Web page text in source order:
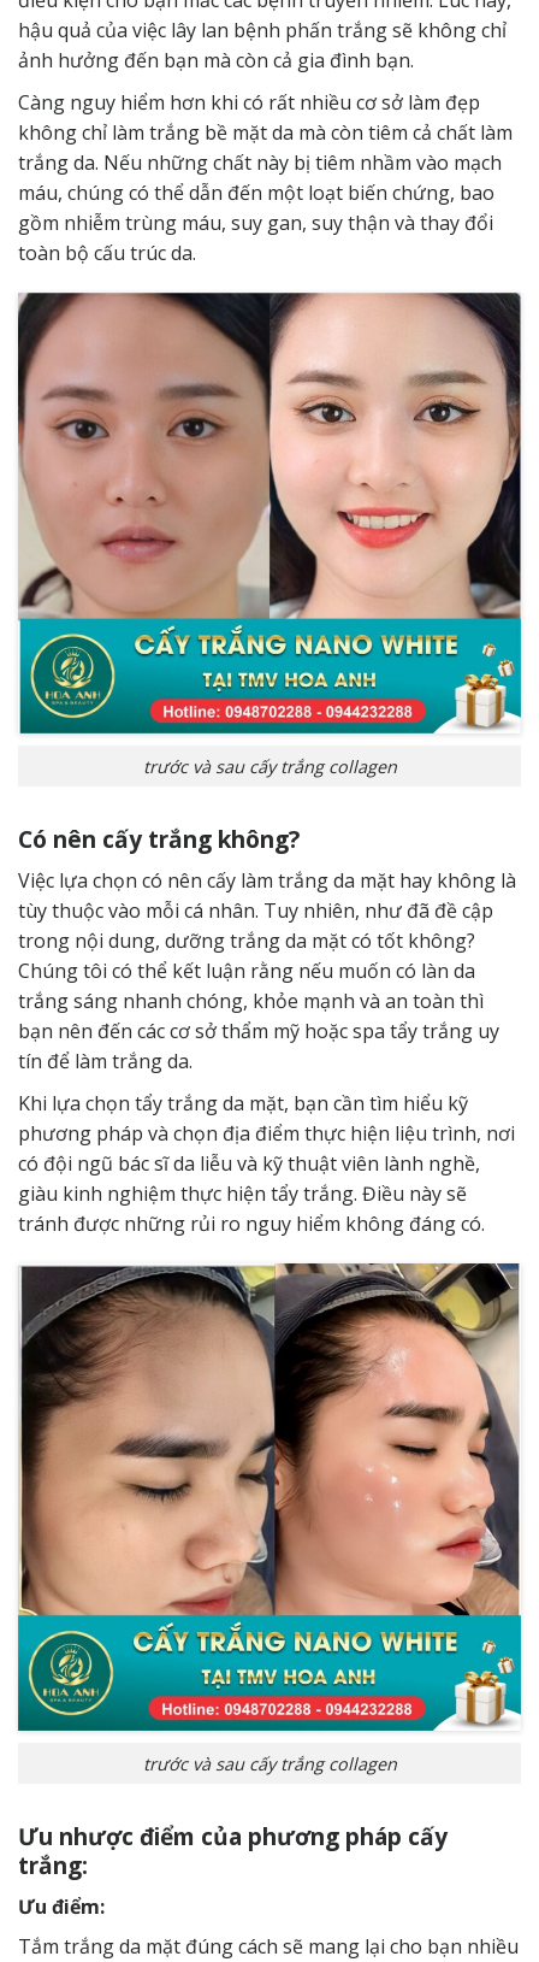
hậu quả của việc lây lan bệnh phấn trắng sẽ không chỉ
ảnh hưởng đến bạn mà còn cả gia đình bạn.
Càng nguy hiểm hơn khi có rất nhiều cơ sở làm đẹp
không chỉ làm trắng bề mặt da mà còn tiêm cả chất làm
trắng da. Nếu những chất này bị tiêm nhầm vào mạch
máu, chúng có thể dẫn đến một loạt biến chứng, bao
gồm nhiễm trùng máu, suy gan, suy thận và thay đổi
toàn bộ cấu trúc da.
trước và sau cấy trắng collagen
Có nên cấy trắng không?
Việc lựa chọn có nên cấy làm trắng da mặt hay không là
tùy thuộc vào mỗi cá nhân. Tuy nhiên, như đã đề cập
trong nội dung, dưỡng trắng da mặt có tốt không?
Chúng tôi có thể kết luận rằng nếu muốn có làn da
trắng sáng nhanh chóng, khỏe mạnh và an toàn thì
bạn nên đến các cơ sở thẩm mỹ hoặc spa tẩy trắng uy
tín để làm trắng da.
Khi lựa chọn tẩy trắng da mặt, bạn cần tìm hiểu kỹ
phương pháp và chọn địa điểm thực hiện liệu trình, nơi
có đội ngũ bác sĩ da liễu và kỹ thuật viên lành nghề,
giàu kinh nghiệm thực hiện tẩy trắng. Điều này sẽ
tránh được những rủi ro nguy hiểm không đáng có.
trước và sau cấy trắng collagen
Ưu nhược điểm của phương pháp cấy
trắng:
Ưu điểm:
Tắm trắng da mặt đúng cách sẽ mang lại cho bạn nhiều